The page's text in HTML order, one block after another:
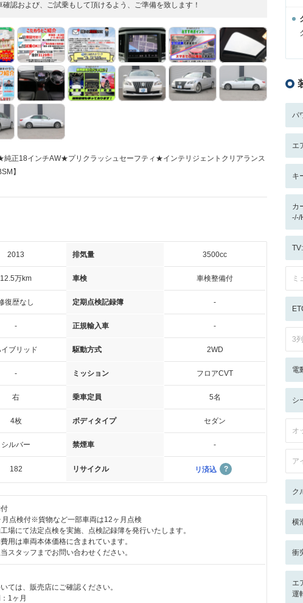
認および、ご試乗もして頂けるよう、ご準備を致します！
正18インチAW★プリクラッシュセーフティ★インテリジェントクリアランス
】
2013 排気量 3500cc
12.5万km 車検 車検整備付
復歴なし 定期点検記録簿 -
- 正規輸入車 -
ブリッド 駆動方式 2WD
- ミッション フロアCVT
右 乗車定員 5名
4枚 ボディタイプ セダン
シルバー 禁煙車 -
182 リサイクル リ済込
月点検付※貨物など一部車両は12ヶ月点検
場にて法定点検を実施、点検記録簿を発行いたします。
用は車両本体価格に含まれています。
スタッフまでお問い合わせください。
ては、販売店にご確認ください。
1ヶ月
パ
エ
キ
カ
-/-/
ミ
3
電
シ
オ
ア
ク
横
衝
エ
運